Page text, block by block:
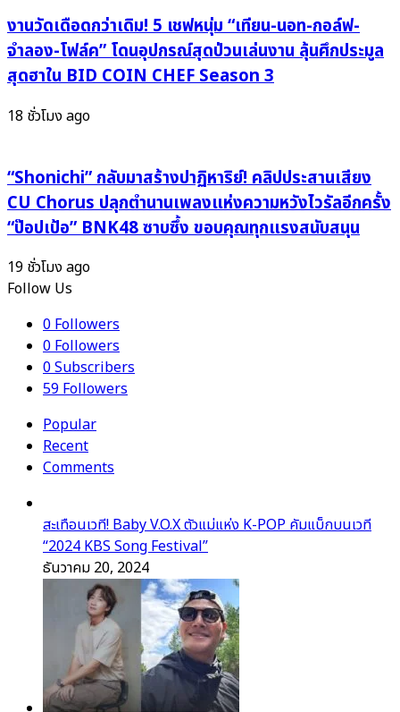
งานวัดเดือดกว่าเดิม! 5 เชฟหนุ่ม “เทียน-นอท-กอล์ฟ-
จำลอง-โฟล์ค” โดนอุปกรณ์สุดป่วนเล่นงาน ลุ้นศึกประมูล
สุดฮาใน BID COIN CHEF Season 3
18 ชั่วโมง ago
“Shonichi” กลับมาสร้างปาฏิหาริย์! คลิปประสานเสียง
CU Chorus ปลุกตำนานเพลงแห่งความหวังไวรัลอีกครั้ง
“ป๊อปเป้อ” BNK48 ซาบซึ้ง ขอบคุณทุกแรงสนับสนุน
19 ชั่วโมง ago
Follow Us
0Followers
0Followers
0Subscribers
59Followers
Popular
Recent
Comments
สะเทือนเวที! Baby V.O.X ตัวแม่แห่ง K-POP คัมแบ็กบนเวที
“2024 KBS Song Festival”
ธันวาคม 20, 2024